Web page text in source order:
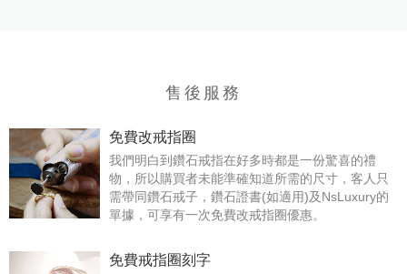
售後服務
免費改戒指圈
我們明白到鑽石戒指在好多時都是一份驚喜的禮
物，所以購買者未能準確知道所需的尺寸，客人只
需帶同鑽石戒子，鑽石證書(如適用)及NsLuxury的
單據，可享有一次免費改戒指圈優惠。
免費戒指圈刻字